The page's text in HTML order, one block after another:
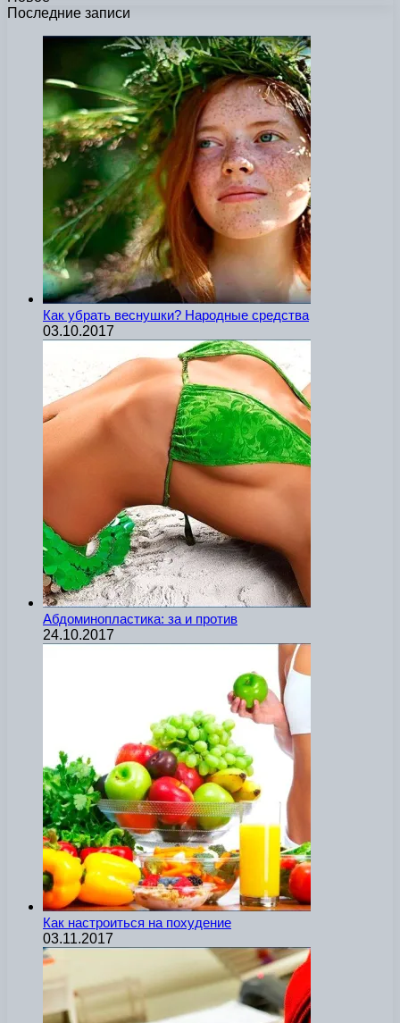
Последние записи
Как убрать веснушки? Народные средства
03.10.2017
Абдоминопластика: за и против
24.10.2017
Как настроиться на похудение
03.11.2017